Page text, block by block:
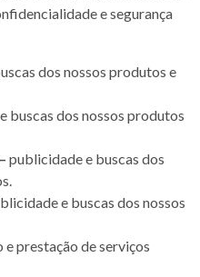
e segurança
dos nossos produtos e
buscas dos nossos produtos
publicidade e buscas dos
e buscas dos nossos
prestação de serviços